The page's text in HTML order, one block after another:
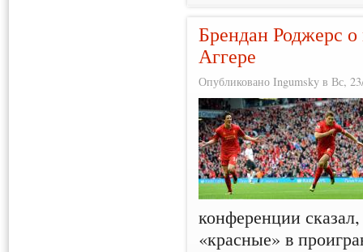
Брендан Роджерс
Аггере
Опубликовано Ingumsky в Вс,
конференции
«красные» в